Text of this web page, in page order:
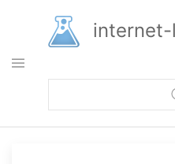
основному
содержанию
internet-